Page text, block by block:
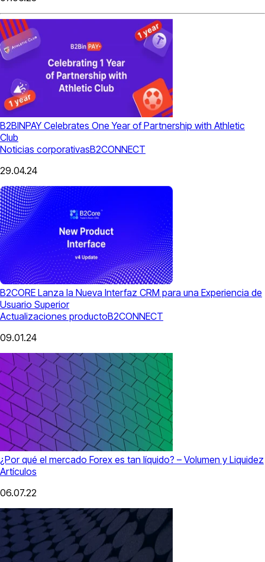
B2BINPAY Celebrates One Year of Partnership with Athletic
Club
Noticias corporativasB2CONNECT
29.04.24
B2CORE Lanza la Nueva Interfaz CRM para una Experiencia de
Usuario Superior
Actualizaciones productoB2CONNECT
09.01.24
¿Por qué el mercado Forex es tan líquido? – Volumen y Liquidez
Artículos
06.07.22